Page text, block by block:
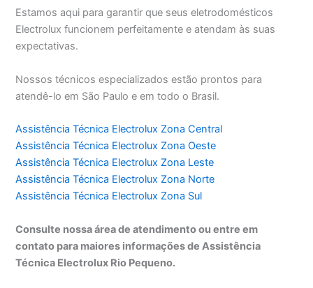
Estamos aqui para garantir que seus eletrodomésticos
Electrolux funcionem perfeitamente e atendam às suas
expectativas.
Nossos técnicos especializados estão prontos para
atendê-lo em São Paulo e em todo o Brasil.
Assistência Técnica Electrolux Zona Central
Assistência Técnica Electrolux Zona Oeste
Assistência Técnica Electrolux Zona Leste
Assistência Técnica Electrolux Zona Norte
Assistência Técnica Electrolux Zona Sul
Consulte nossa área de atendimento ou entre em
contato para maiores informações de Assistência
Técnica Electrolux Rio Pequeno.